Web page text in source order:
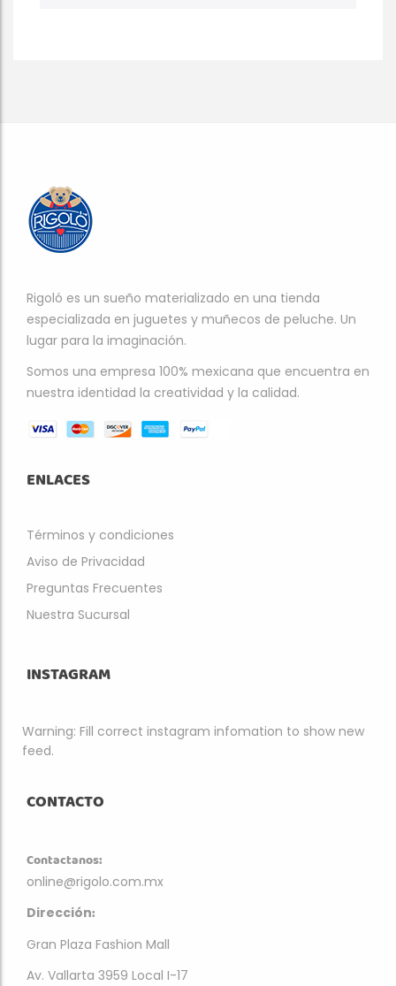
Rigoló es un sueño materializado en una tienda
especializada en juguetes y muñecos de peluche. Un
lugar para la imaginación.
Somos una empresa 100% mexicana que encuentra en
nuestra identidad la creatividad y la calidad.
ENLACES
Términos y condiciones
Aviso de Privacidad
Preguntas Frecuentes
Nuestra Sucursal
INSTAGRAM
Warning: Fill correct instagram infomation to show new
feed.
CONTACTO
Contactanos:
online@rigolo.com.mx
Dirección:
Gran Plaza Fashion Mall
Av. Vallarta 3959 Local I-17